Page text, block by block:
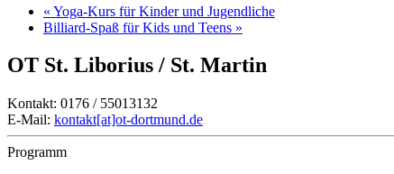
« Yoga-Kurs für Kinder und Jugendliche
Billiard-Spaß für Kids und Teens »
OT St. Liborius / St. Martin
Kontakt: 0176 / 55013132
E-Mail: kontakt[at]ot-dortmund.de
Programm